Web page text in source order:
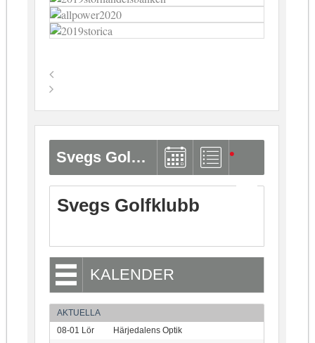
Svegs Golfklubb
Svegs Golfklubb
KALENDER
AKTUELLA
08-01 Lör
Härjedalens Optik